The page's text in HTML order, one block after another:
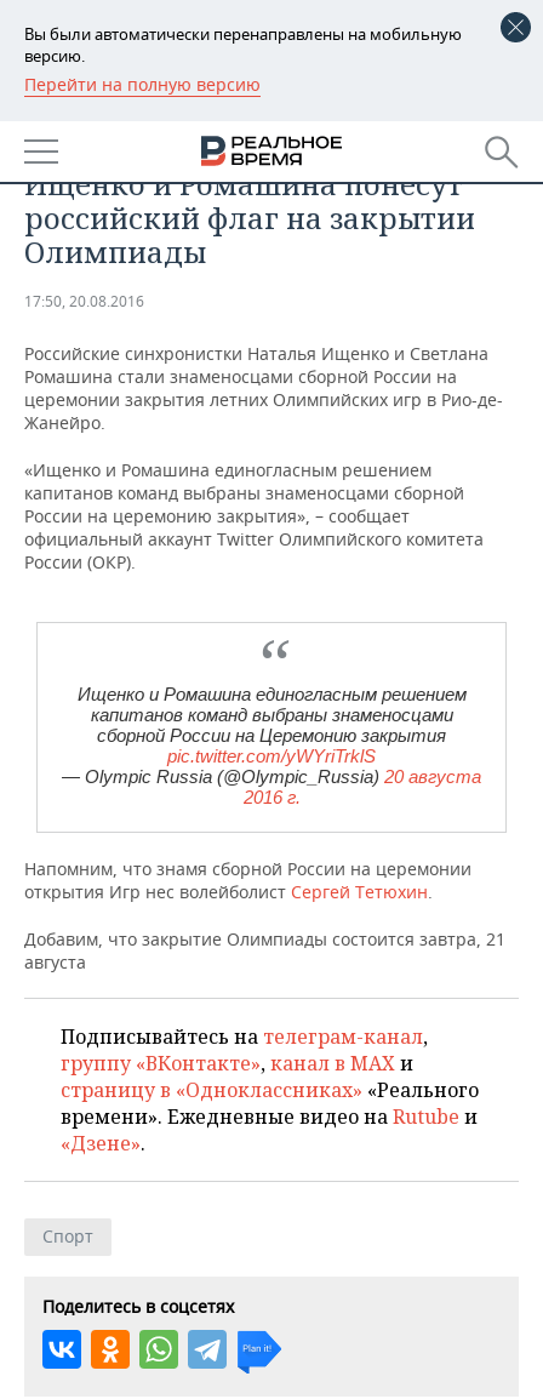
Вы были автоматически перенаправлены на мобильную
версию.
Перейти на полную версию
РЕГИОНЫ
БАШКОРТОСТАН
ТАТАРСТАН
УДМУРТИЯ
НОВОСТИ
АНАЛИТИКА
НОВОСТИ АНАЛИТИКИ
ДЕКЛАРАЦИИ О ДОХОДАХ
КОРОЛИ ГОСЗАКАЗА ПФО
ВУЗЫ ТАТАРСТАНА
КОМУ ПРИНАДЛЕЖАТ
ТОРГОВЫЕ ЦЕНТРЫ
ТАТАРСТАНА
ЭКОНОМИКА
НОВОСТИ ЭКОНОМИКИ
ФИНАНСЫ
БАНКИ
БЮДЖЕТ
ИНВЕСТИЦИИ
ПРОМЫШЛЕННОСТЬ
НОВОСТИ
ПРОМЫШЛЕННОСТИ
АГРОПРОМ
МАШИНОСТРОЕНИЕ
НЕФТЕХИМИЯ
ЭНЕРГЕТИКА
НЕДВИЖИМОСТЬ
НОВОСТИ НЕДВИЖИМОСТИ
АВТО
НОВОСТИ АВТО
БИЗНЕС
НОВОСТИ БИЗНЕСА
УСЛУГИ
ТЕХНОЛОГИИ
МЕДИА
ТЕЛЕКОММУНИКАЦИИ
НОВОСТИ МЕРОПРИЯТИЙ
ВЫЕЗДНАЯ РЕДАКЦИЯ
БИЗНЕС-БРАНЧИ
ONLINE-КОНФЕРЕНЦИИ
ОТКРЫТАЯ ЛЕКЦИЯ
НОВОСТИ СПОРТА
БАСКЕТБОЛ
КИБЕРСПОРТ
ФИГУРНОЕ КАТАНИЕ
ВОДНЫЕ ВИДЫ СПОРТА
ХОККЕЙ С МЯЧОМ
ОБЩЕСТВО
НОВОСТИ ОБЩЕСТВА
ИНФРАСТРУКТУРА
КУЛЬТУРА
МЕДИЦИНА
ОБРАЗОВАНИЕ
ПРОИСШЕСТВИЯ
СПРАВОЧНИК
СПИСОК КОМПАНИЙ
Российские синхронистки
Ищенко и Ромашина понесут
российский флаг на закрытии
Олимпиады
17:50, 20.08.2016
Российские синхронистки Наталья Ищенко и Светлана
Ромашина стали знаменосцами сборной России на
церемонии закрытия летних Олимпийских игр в Рио-де-
Жанейро.
«Ищенко и Ромашина единогласным решением
капитанов команд выбраны знаменосцами сборной
России на церемонию закрытия», – сообщает
официальный аккаунт Twitter Олимпийского комитета
России (ОКР).
Ищенко и Ромашина единогласным решением
капитанов команд выбраны знаменосцами
сборной России на Церемонию закрытия
pic.twitter.com/yWYriTrklS
— Olympic Russia (@Olympic_Russia) 20 августа
2016 г.
Напомним, что знамя сборной России на церемонии
открытия Игр нес волейболист Сергей Тетюхин.
Добавим, что закрытие Олимпиады состоится завтра, 21
августа
Подписывайтесь на телеграм-канал,
группу «ВКонтакте»,канал в MAXи
страницу в «Одноклассниках» «Реального
времени». Ежедневные видео наRutube и
«Дзене».
Спорт
Поделитесь в соцсетях